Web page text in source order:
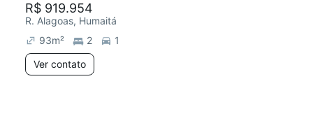
R$ 919.954
R. Alagoas, Humaitá
93m² 2
1
Ver contato